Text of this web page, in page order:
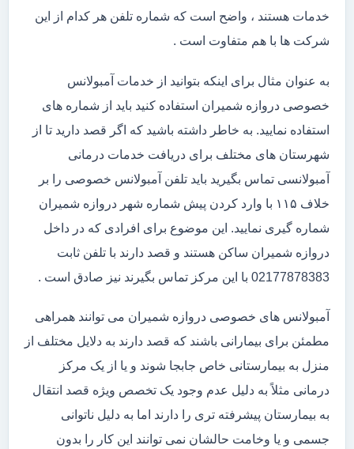
خدمات هستند ، واضح است که شماره تلفن هر کدام از این
شرکت ها با هم متفاوت است .
به عنوان مثال برای اینکه بتوانید از خدمات آمبولانس
خصوصی دروازه شمیران استفاده کنید باید از شماره های
استفاده نمایید. به خاطر داشته باشید که اگر قصد دارید تا از
شهرستان های مختلف برای دریافت خدمات درمانی
آمبولانسی تماس بگیرید باید تلفن آمبولانس خصوصی را بر
خلاف ۱۱۵ با وارد کردن پیش شماره شهر دروازه شمیران
شماره گیری نمایید. این موضوع برای افرادی که در داخل
دروازه شمیران ساکن هستند و قصد دارند با تلفن ثابت
02177878383 با این مرکز تماس بگیرند نیز صادق است .
آمبولانس های خصوصی دروازه شمیران می توانند همراهی
مطمئن برای بیمارانی باشند که قصد دارند به دلایل مختلف از
منزل به بیمارستانی خاص جابجا شوند و یا از یک مرکز
درمانی مثلاً به دلیل عدم وجود یک تخصص ویژه قصد انتقال
به بیمارستان پیشرفته تری را دارند اما به دلیل ناتوانی
جسمی و یا وخامت حالشان نمی توانند این کار را بدون